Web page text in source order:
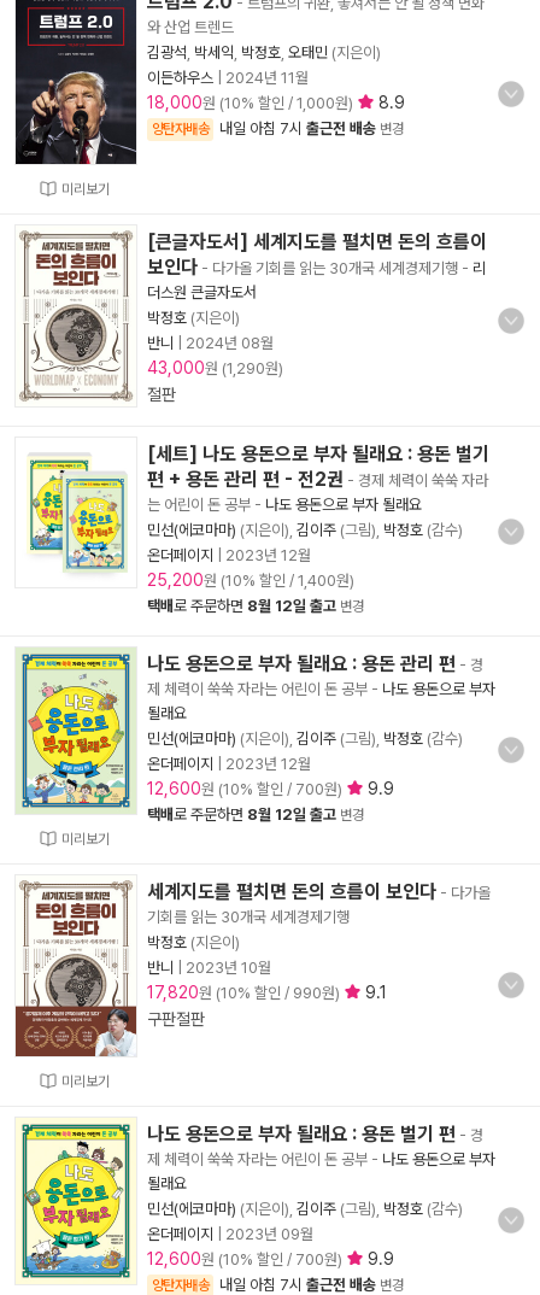
미리보기
와 산업 트렌드
김광석 박세익 박정호 오태민 (지은이)
이든하우스
2024년 11월
18,000원 (10% 할인 / 1,000원) 8.9
양탄자배송 내일 아침 7시 출근전 배송 변경
[큰글자도서] 세계지도를 펼치면 돈의 흐름이
보인다 - 다가올 기회를 읽는 30개국 세계경제기행 - 리
더스원 큰글자도서
박정호 (지은이)
반니
2024년 08월
43,000원 (1,290원)
절판
[세트] 나도 용돈으로 부자 될래요 : 용돈 벌기
편 + 용돈 관리 편 - 전2권 - 경제 체력이 쑥쑥 자라
는 어린이 돈 공부 - 나도 용돈으로 부자 될래요
민선(에코마마) (지은이), 김이주 (그림), 박정호 (감수)
온더페이지
2023년 12월
25,200원 (10% 할인 / 1,400원)
택배로 주문하면 8월 12일 출고 변경
미리보기
나도 용돈으로 부자 될래요 : 용돈 관리 편 - 경
제 체력이 쑥쑥 자라는 어린이 돈 공부 - 나도 용돈으로 부자
될래요
민선(에코마마) (지은이), 김이주 (그림), 박정호 (감수)
온더페이지
2023년 12월
12,600원 (10% 할인 / 700원) 9.9
택배로 주문하면 8월 12일 출고 변경
미리보기
세계지도를 펼치면 돈의 흐름이 보인다 - 다가올
기회를 읽는 30개국 세계경제기행
박정호 (지은이)
반니
2023년 10월
17,820원 (10% 할인 / 990원)
9.1
구판절판
나도 용돈으로 부자 될래요 : 용돈 벌기 편 - 경
제 체력이 쑥쑥 자라는 어린이 돈 공부 - 나도 용돈으로 부자
될래요
민선(에코마마) (지은이), 김이주 (그림), 박정호 (감수)
온더페이지
2023년 09월
12,600원 (10% 할인 / 700원) 9.9
양탄자배송 내일 아침 7시 출근전 배송 변경